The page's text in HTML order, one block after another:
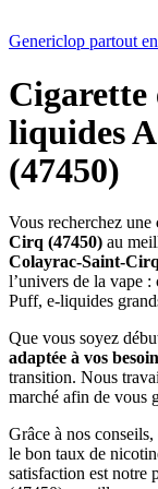
Genericlop partout
Cigarette
liquides
(47450)
Vous recherchez une
Cirq (47450) au
Colayrac-Saint-
l’univers de la vape :
Puff, e-liquides
Que vous soyez
adaptée à vos
transition. Nous
marché afin de vous
Grâce à nos
le bon taux de
satisfaction est notre